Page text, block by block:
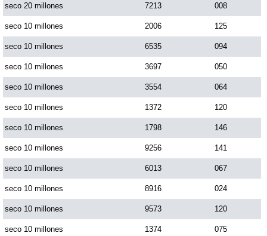
Paisita Noche
Paisita 3
Pick 3 Día
Pick 3 Noche
Pick 4 Día
Pick 4 Noche
seco 20 millones 7213 008
seco 10 millones 2006 125
seco 10 millones 6535 094
seco 10 millones 3697 050
seco 10 millones 3554 064
seco 10 millones 1372 120
seco 10 millones 1798 146
seco 10 millones 9256 141
seco 10 millones 6013 067
seco 10 millones 8916 024
seco 10 millones 9573 120
seco 10 millones 1374 075